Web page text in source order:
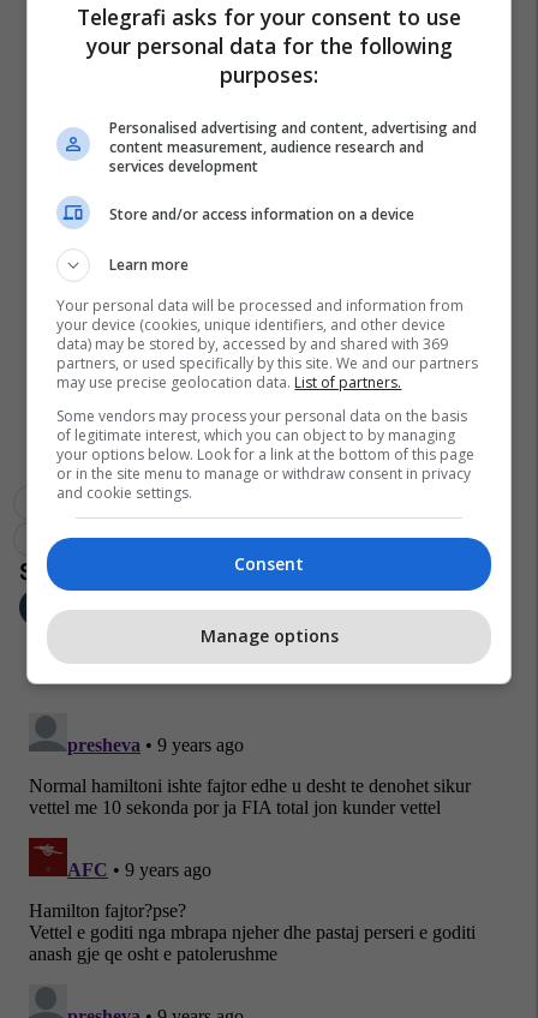
Jean Todt Lewis Hamilton
Ferrari
Mercedes Formula 1
Telegrafi asks for your consent to use
your personal data for the following
purposes:
Personalised advertising and content, advertising and
content measurement, audience research and
services development
Store and/or access information on a device
Learn more
Your personal data will be processed and information from
your device (cookies, unique identifiers, and other device
data) may be stored by, accessed by and shared with 369
partners, or used specifically by this site. We and our partners
may use precise geolocation data. List of partners.
Some vendors may process your personal data on the basis
of legitimate interest, which you can object to by managing
your options below. Look for a link at the bottom of this page
or in the site menu to manage or withdraw consent in privacy
and cookie settings.
Consent
Manage options